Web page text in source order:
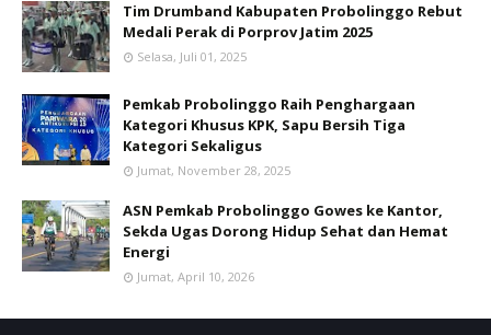
Tim Drumband Kabupaten Probolinggo Rebut
Medali Perak di Porprov Jatim 2025
Selasa, Juli 01, 2025
Pemkab Probolinggo Raih Penghargaan
Kategori Khusus KPK, Sapu Bersih Tiga
Kategori Sekaligus
Jumat, November 28, 2025
ASN Pemkab Probolinggo Gowes ke Kantor,
Sekda Ugas Dorong Hidup Sehat dan Hemat
Energi
Jumat, April 10, 2026